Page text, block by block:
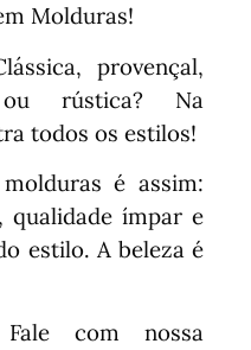
Molduras!
provençal,
rústica? Na
todos os estilos!
é assim:
qualidade ímpar e
estilo. A beleza é
com nossa